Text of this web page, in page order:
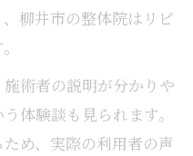
柳井市の整体院はリピ
術者の説明が分かりや
体験談も見られます。
め、実際の利用者の声